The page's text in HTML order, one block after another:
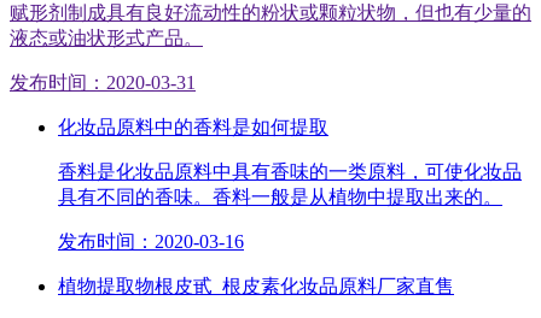
赋形剂制成具有良好流动性的粉状或颗粒状物，但也有少量的
液态或油状形式产品。
发布时间：2020-03-31
化妆品原料中的香料是如何提取
香料是化妆品原料中具有香味的一类原料，可使化妆品
具有不同的香味。香料一般是从植物中提取出来的。
发布时间：2020-03-16
植物提取物根皮甙_根皮素化妆品原料厂家直售